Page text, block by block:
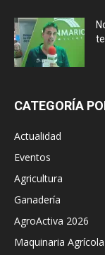
CATEGORÍA
Actualidad
Eventos
Agricultura
Ganadería
AgroActiva 2026
Maquinaria Agrícola